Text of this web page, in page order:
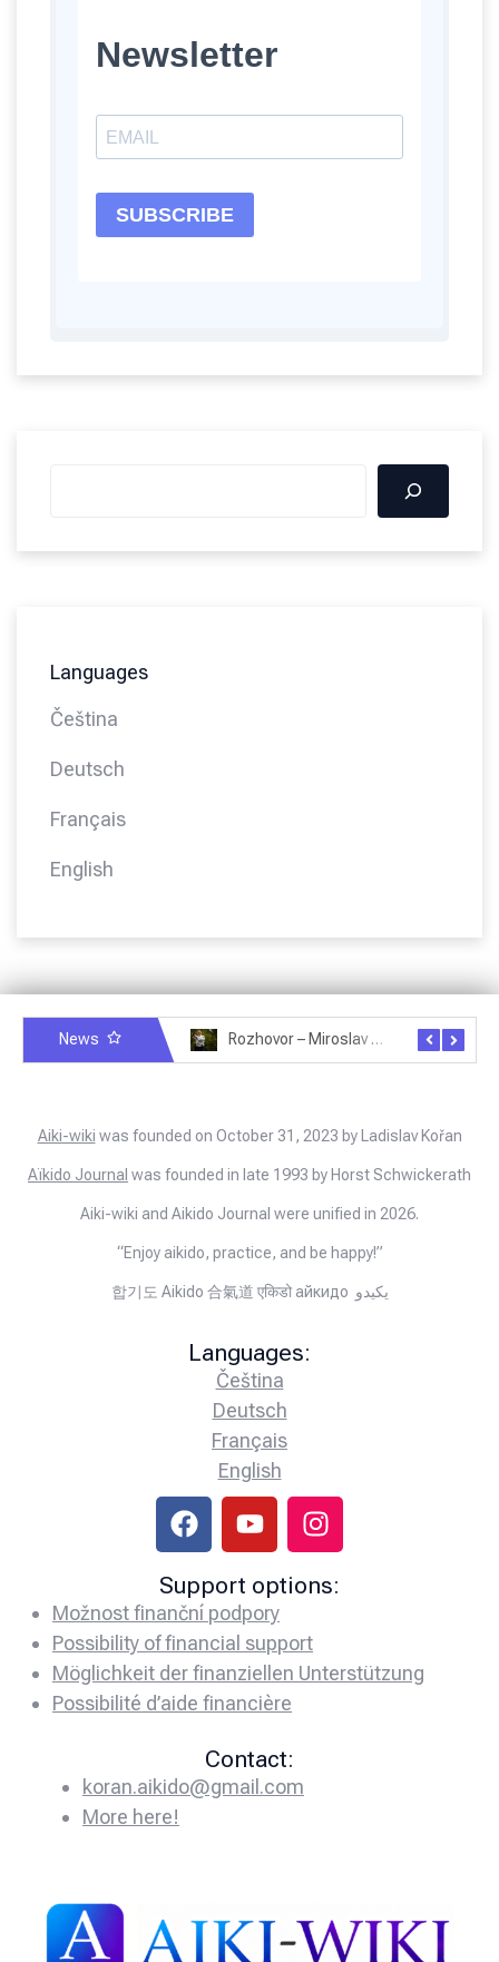
Languages
Čeština
Deutsch
Français
English
News Rozhovor – Joël Roche – 12.4.2025 – Praha, Karlín
Aiki-wiki was founded on October 31, 2023 by Ladislav Kořan
Aïkido Journal was founded in late 1993 by Horst Schwickerath
Aiki-wiki and Aikido Journal were unified in 2026.
“Enjoy aikido, practice, and be happy!”
합기도 Aikido 合氣道 एकिडो айкидо يكيدو
Languages:
Čeština
Deutsch
Français
English
Support options:
Možnost finanční podpory
Possibility of financial support
Möglichkeit der finanziellen Unterstützung
Possibilité d’aide financière
Contact:
koran.aikido@gmail.com
More here!